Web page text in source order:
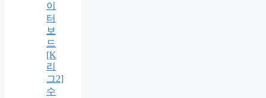
이
터
보
드
[K
리
그2]
수